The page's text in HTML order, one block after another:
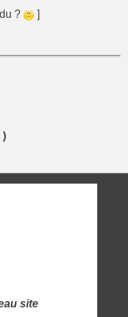
? ]
)
site